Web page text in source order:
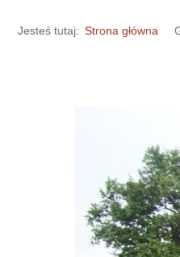
Jesteś tutaj: Strona główna